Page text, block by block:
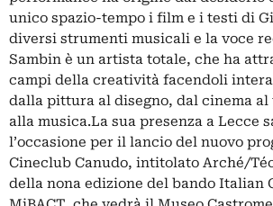
unico spazio-tempo i film e i testi di
diversi strumenti musicali e la voce
Sambin è un artista totale, che ha
campi della creatività facendoli
dalla pittura al disegno, dal cinema
alla musica.La sua presenza a Lecce
l’occasione per il lancio del nuovo
Cineclub Canudo, intitolato Arché/
della nona edizione del bando Italian